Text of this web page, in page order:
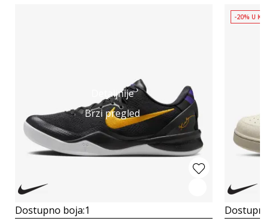
Detaljnije
Brzi pregled
Dostupno boja:1
-20% U